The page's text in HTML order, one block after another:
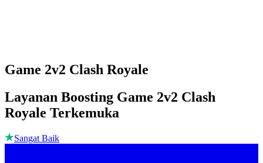
Game 2v2 Clash Royale
Layanan Boosting Game 2v2 Clash
Royale Terkemuka
Sangat Baik